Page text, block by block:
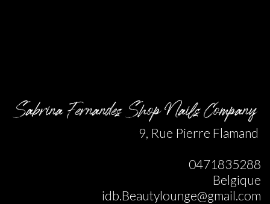
Sabrina Fernandes Shop Nails Company
9, Rue Pierre Flamand
0471835288
Belgique
idb.Beautylounge@gmail.com